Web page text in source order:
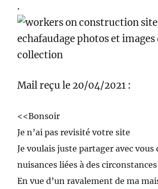
.
Mail reçu le 20/04/2021 :
<<Bonsoir
Je n’ai pas revisité votre site
Je voulais juste partager avec vous
nuisances liées à des
En vue d’un ravalement de ma